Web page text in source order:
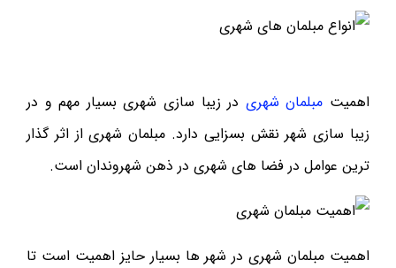
اهمیت مبلمان شهری در زیبا سازی شهری بسیار مهم و در
زیبا سازی شهر نقش بسزایی دارد. مبلمان شهری از اثر گذار
ترین عوامل در فضا های شهری در ذهن شهروندان است.
اهمیت مبلمان شهری در شهر ها بسیار حایز اهمیت است تا